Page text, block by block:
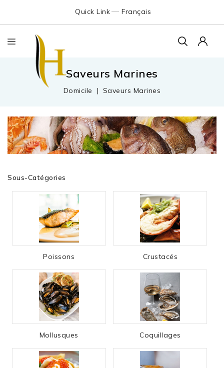
Français
Quick Link
Saveurs Marines
Domicile Saveurs Marines
Sous-Catégories
Poissons Crustacés
Mollusques Coquillages